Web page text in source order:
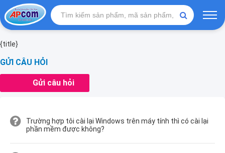
{title}
GỬI CÂU HỎI
Gửi câu hỏi
Trường hợp tôi cài lại Windows trên máy tính thì có cài lại
phần mềm được không?